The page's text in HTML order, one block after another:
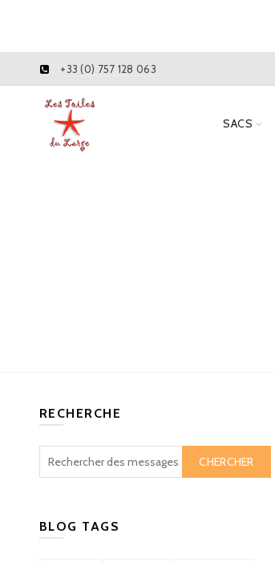
+33 (0) 757 128 063
SACS
RECHERCHE
CHERCHER
BLOG TAGS